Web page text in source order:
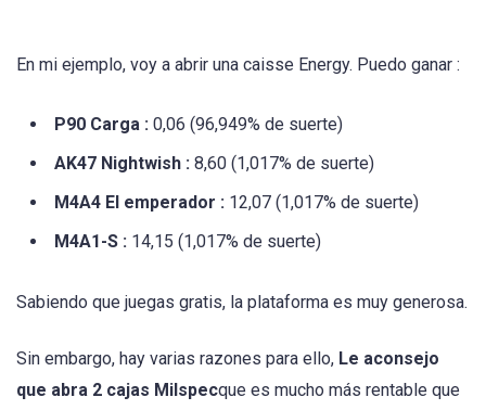
En mi ejemplo, voy a abrir una caisse Energy. Puedo ganar :
P90 Carga : 0,06 (96,949% de suerte)
AK47 Nightwish : 8,60 (1,017% de suerte)
M4A4 El emperador : 12,07 (1,017% de suerte)
M4A1-S : 14,15 (1,017% de suerte)
Sabiendo que juegas gratis, la plataforma es muy generosa.
Sin embargo, hay varias razones para ello, Le aconsejo
que abra 2 cajas Milspecque es mucho más rentable que